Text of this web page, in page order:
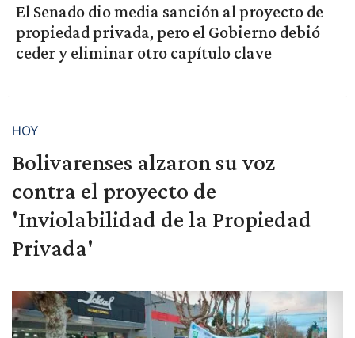
El Senado dio media sanción al proyecto de
propiedad privada, pero el Gobierno debió
ceder y eliminar otro capítulo clave
HOY
Bolivarenses alzaron su voz
contra el proyecto de
'Inviolabilidad de la Propiedad
Privada'